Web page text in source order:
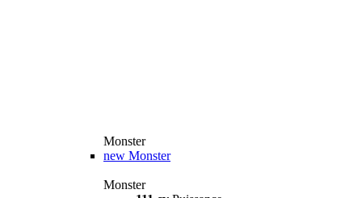
Monster
new Monster
Monster